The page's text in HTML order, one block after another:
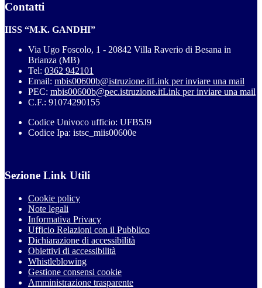
Contatti
IISS “M.K. GANDHI”
Via Ugo Foscolo, 1 - 20842 Villa Raverio di Besana in
Brianza (MB)
Tel: 0362 942101
Email: mbis00600b@istruzione.itLink per inviare una mail
PEC: mbis00600b@pec.istruzione.itLink per inviare una mail
C.F.: 91074290155
Codice Univoco ufficio: UFB5J9
Codice Ipa: istsc_miis00600e
Sezione Link Utili
Cookie policy
Note legali
Informativa Privacy
Ufficio Relazioni con il Pubblico
Dichiarazione di accessibilità
Obiettivi di accessibilità
Whistleblowing
Gestione consensi cookie
Amministrazione trasparente